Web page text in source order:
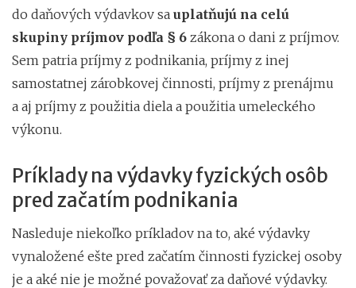
do daňových výdavkov sa uplatňujú na celú
skupiny príjmov podľa § 6 zákona o dani z príjmov.
Sem patria príjmy z podnikania, príjmy z inej
samostatnej zárobkovej činnosti, príjmy z prenájmu
a aj príjmy z použitia diela a použitia umeleckého
výkonu.
Príklady na výdavky fyzických osôb
pred začatím podnikania
Nasleduje niekoľko príkladov na to, aké výdavky
vynaložené ešte pred začatím činnosti fyzickej osoby
je a aké nie je možné považovať za daňové výdavky.